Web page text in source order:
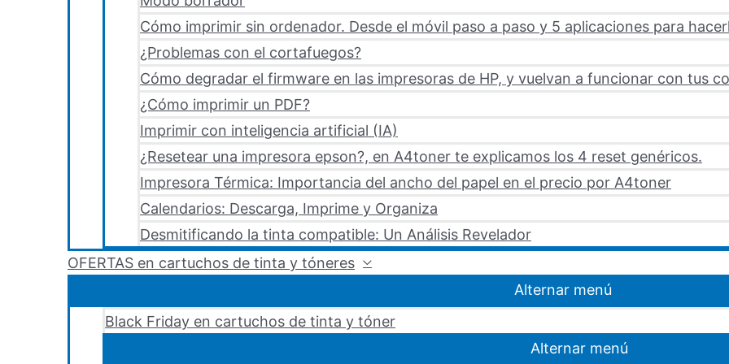
Cómo imprimir sin ordenador. Desde el móvil paso a paso y 5 aplicaciones para
¿Problemas con el cortafuegos?
Cómo degradar el firmware en las impresoras de HP, y vuelvan a funcionar con tus
¿Cómo imprimir un PDF?
Imprimir con inteligencia artificial (IA)
¿Resetear una impresora epson?, en A4toner te explicamos los 4 reset genéricos.
Impresora Térmica: Importancia del ancho del papel en el precio por A4toner
Calendarios: Descarga, Imprime y Organiza
Desmitificando la tinta compatible: Un Análisis Revelador
OFERTAS en cartuchos de tinta y tóneres
Alternar menú
Black Friday en cartuchos de tinta y tóner
Alternar menú